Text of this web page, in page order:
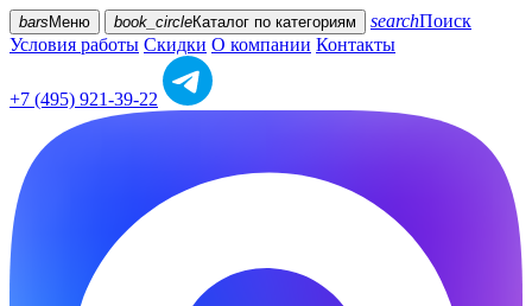
bars Меню book_circleКаталог по категориям searchПоиск
Условия работы Скидки О компании Контакты
+7 (495) 921-39-22